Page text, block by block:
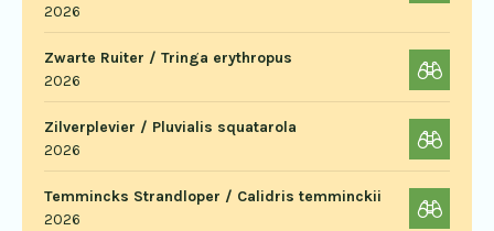
2026
Zwarte Ruiter / Tringa erythropus
2026
Zilverplevier / Pluvialis squatarola
2026
Temmincks Strandloper / Calidris temminckii
2026